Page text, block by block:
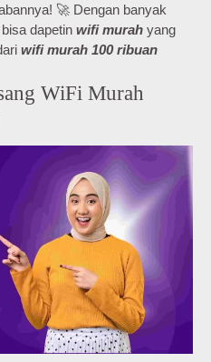
🚀 Dengan banyak
dapetin wifi murah yang
wifi murah 100 ribuan
WiFi Murah